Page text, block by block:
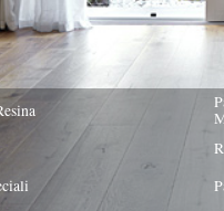
Pavimenti di recupero
Materiali per ristrutturazioni
Rivestimenti
Moquette, Tessuto, Tatami
Pavimenti in Graniglia,
Seminato Veneziano